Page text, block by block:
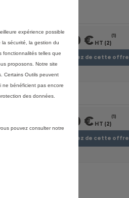
30 050 € HT (2)
(1)
Profitez de cette offre
30 200 € HT (2)
(1)
Profitez de cette offre
expérience possible
sécurité, la gestion du
fonctionnalités telles que
proposons. Notre site
Certains Outils peuvent
ne bénéficient pas encore
des données.
pouvez consulter notre